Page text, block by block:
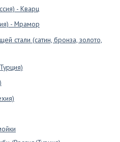
- Кварц
- Мрамор
стали (сатин, бронза, золото,